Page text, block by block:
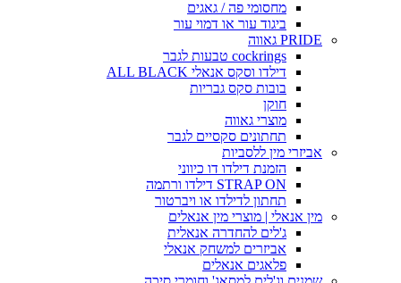
מחסומי פה / גאגים
ביגוד עור או דמוי עור
PRIDE גאווה
cockrings טבעות לגבר
דילדו וסקס אנאלי ALL BLACK
בובות סקס גבריות
חוקן
מוצרי גאווה
תחתונים סקסיים לגבר
אביזרי מין ללסביות
הזמנת דילדו דו כיווני
STRAP ON דילדו ורתמה
תחתון לדילדו או ויברטור
מין אנאלי | מוצרי מין אנאלים
ג'לים להחדרה אנאלית
אביזרים למשחק אנאלי
פלאגים אנאלים